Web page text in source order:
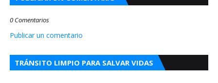
0 Comentarios
Publicar un comentario
TRÁNSITO LIMPIO PARA SALVAR VIDAS